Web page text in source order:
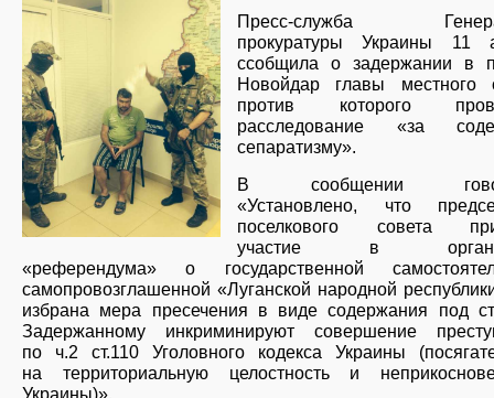
Пресс-служба
прокуратуры Украины 11
ссобщила о задержании в
Новойдар главы местного
против которого
расследование «за
сепаратизму».
В сообщении
«Установлено, что
поселкового совета
участие в
«референдума» о государственной
самопровозглашенной «Луганской народной
избрана мера пресечения в виде содержания под
Задержанному инкриминируют совершение
по ч.2 ст.110 Уголовного кодекса Украины
на территориальную целостность и
Украины)».